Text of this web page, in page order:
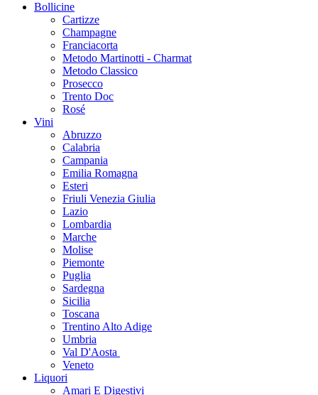
Bollicine
Cartizze
Champagne
Franciacorta
Metodo Martinotti - Charmat
Metodo Classico
Prosecco
Trento Doc
Rosé
Vini
Abruzzo
Calabria
Campania
Emilia Romagna
Esteri
Friuli Venezia Giulia
Lazio
Lombardia
Marche
Molise
Piemonte
Puglia
Sardegna
Sicilia
Toscana
Trentino Alto Adige
Umbria
Val D'Aosta
Veneto
Liquori
Amari E Digestivi